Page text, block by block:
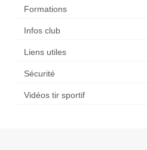
Formations
Infos club
Liens utiles
Sécurité
Vidéos tir sportif